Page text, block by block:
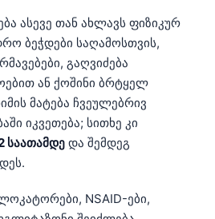
ასევე თან ახლავს ფიზიკურ
ბეჭდები საღამოსთვის,
გაღვიძება
ან ქოშინი ბრტყელ
მატება ჩვეულებრივ
იკვეთება; სითხე კი
საათამდე და შემდეგ
NSAID-ები,